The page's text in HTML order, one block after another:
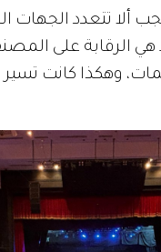
ألا تتعدد الجهات
الرقابة على
وهكذا كانت تسير